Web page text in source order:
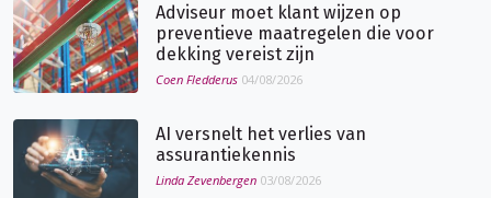
Adviseur moet klant wijzen op
preventieve maatregelen die voor
dekking vereist zijn
Coen Fledderus 04/08/2026
AI versnelt het verlies van
assurantiekennis
Linda Zevenbergen 03/08/2026